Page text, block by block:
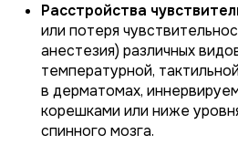
Расстройства
или потеря
анестезия) различных
температурной,
в дерматомах,
корешками или ниже
спинного мозга.